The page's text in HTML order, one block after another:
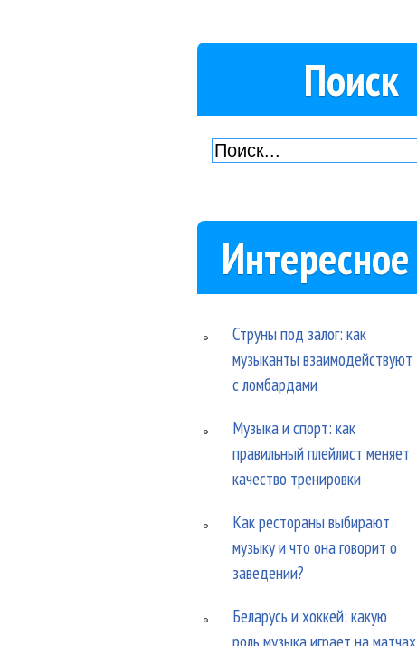
Поиск
Интересное
Струны под залог: как
музыканты взаимодействуют
с ломбардами
Музыка и спорт: как
правильный плейлист меняет
качество тренировки
Как рестораны выбирают
музыку и что она говорит о
заведении?
Беларусь и хоккей: какую
роль музыка играет на матчах